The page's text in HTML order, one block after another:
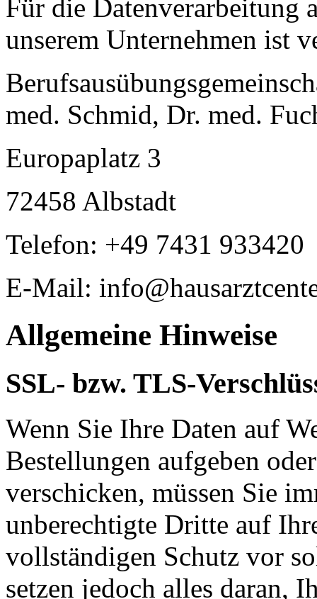
Für die Datenverarbeitung
unserem Unternehmen ist
med. Schmid, Dr. med.
Europaplatz 3
72458 Albstadt
Telefon: +49 7431 933420
E-Mail:
Allgemeine Hinweise
SSL- bzw. TLS-
Wenn Sie Ihre Daten auf
Bestellungen aufgeben
verschicken, müssen Sie
unberechtigte Dritte auf
vollständigen Schutz vor
setzen jedoch alles daran,